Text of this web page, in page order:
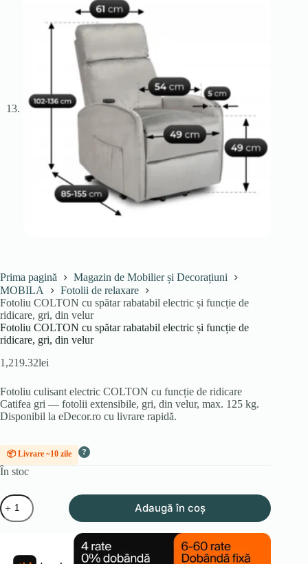
Prima pagină
Magazin de Mobilier și Decorațiuni
MOBILA
Fotolii de relaxare
Fotoliu COLTON cu spătar rabatabil electric și funcție de
ridicare, gri, din velur
Fotoliu COLTON cu spătar rabatabil electric și funcție de
ridicare, gri, din velur
1,219.32lei
Fotoliu culisant electric COLTON cu funcție de ridicare
Catifea gri — fotolii extensibile, gri, din velur, max. 125 kg.
Disponibil la eDecor.ro cu livrare rapidă.
📦 Livrare ~10 zile ?
În stoc
Cantitate
Fotoliu
COLTON
rabatabil
Adaugă în coș